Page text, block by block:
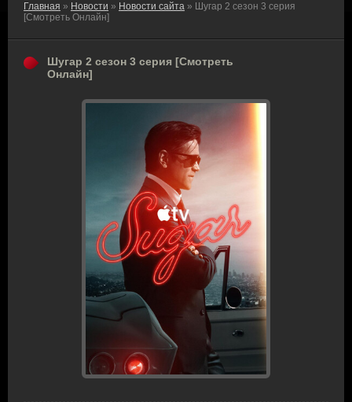
Главная » Новости » Новости сайта » Шугар 2 сезон 3 серия
[Смотреть Онлайн]
Шугар 2 сезон 3 серия [Смотреть
Онлайн]